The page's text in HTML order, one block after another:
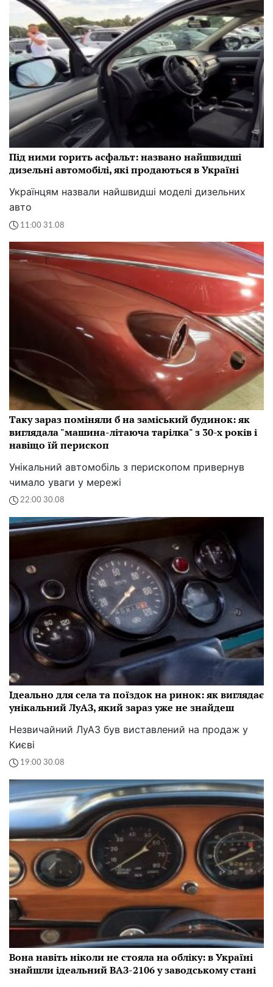
Під ними горить асфальт: названо найшвидші
дизельні автомобілі, які продаються в Україні
Українцям назвали найшвидші моделі дизельних
авто
11:00 31.08
Таку зараз поміняли б на заміський будинок: як
виглядала "машина-літаюча тарілка" з 30-х років і
навіщо їй перископ
Унікальний автомобіль з перископом привернув
чимало уваги у мережі
22:00 30.08
Ідеально для села та поїздок на ринок: як виглядає
унікальний ЛуАЗ, який зараз уже не знайдеш
Незвичайний ЛуАЗ був виставлений на продаж у
Києві
19:00 30.08
Вона навіть ніколи не стояла на обліку: в Україні
знайшли ідеальний ВАЗ-2106 у заводському стані